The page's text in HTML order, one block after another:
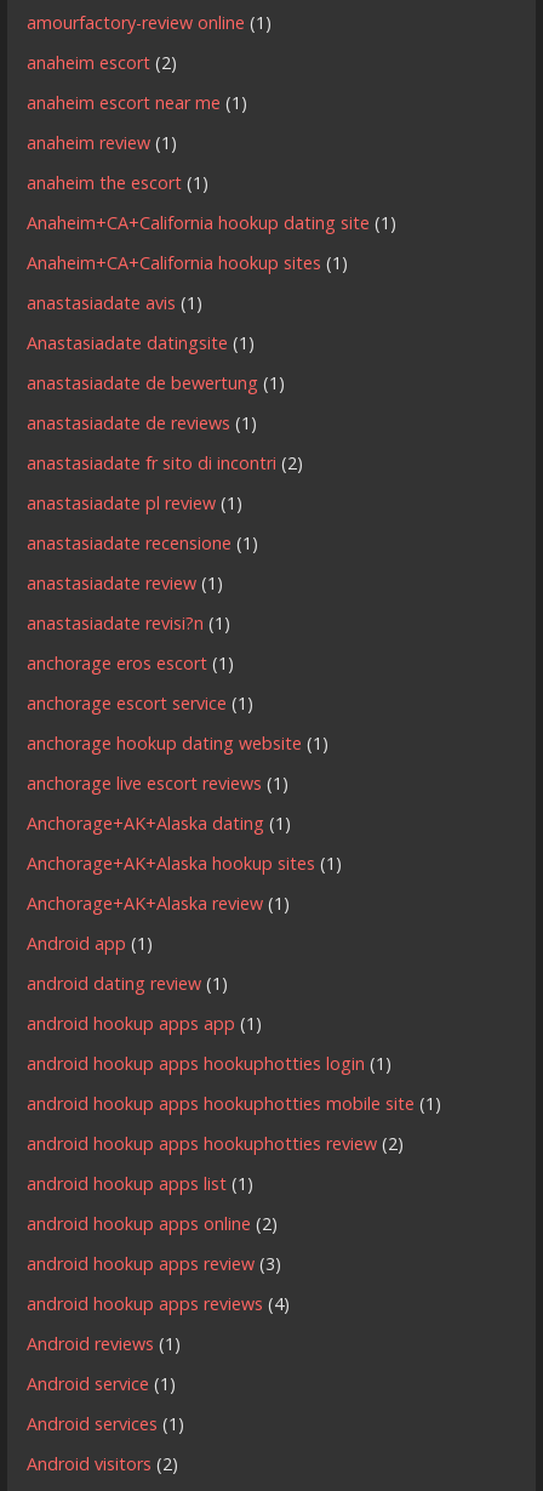
amourfactory-review online (1)
anaheim escort (2)
anaheim escort near me (1)
anaheim review (1)
anaheim the escort (1)
Anaheim+CA+California hookup dating site (1)
Anaheim+CA+California hookup sites (1)
anastasiadate avis (1)
Anastasiadate datingsite (1)
anastasiadate de bewertung (1)
anastasiadate de reviews (1)
anastasiadate fr sito di incontri (2)
anastasiadate pl review (1)
anastasiadate recensione (1)
anastasiadate review (1)
anastasiadate revisi?n (1)
anchorage eros escort (1)
anchorage escort service (1)
anchorage hookup dating website (1)
anchorage live escort reviews (1)
Anchorage+AK+Alaska dating (1)
Anchorage+AK+Alaska hookup sites (1)
Anchorage+AK+Alaska review (1)
Android app (1)
android dating review (1)
android hookup apps app (1)
android hookup apps hookuphotties login (1)
android hookup apps hookuphotties mobile site (1)
android hookup apps hookuphotties review (2)
android hookup apps list (1)
android hookup apps online (2)
android hookup apps review (3)
android hookup apps reviews (4)
Android reviews (1)
Android service (1)
Android services (1)
Android visitors (2)